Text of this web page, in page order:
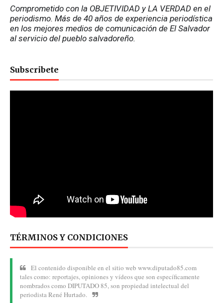
Comprometido con la OBJETIVIDAD y LA VERDAD en el
periodismo. Más de 40 años de experiencia periodística
en los mejores medios de comunicación de El Salvador
al servicio del pueblo salvadoreño.
Subscribete
TÉRMINOS Y CONDICIONES
El contenido disponible en el sitio web www.diputado85.com
tales como: reportajes, opiniones y vídeos que son específicamente
nombrados como DIPUTADO 85, son propiedad intelectual del
periodista René Hurtado.